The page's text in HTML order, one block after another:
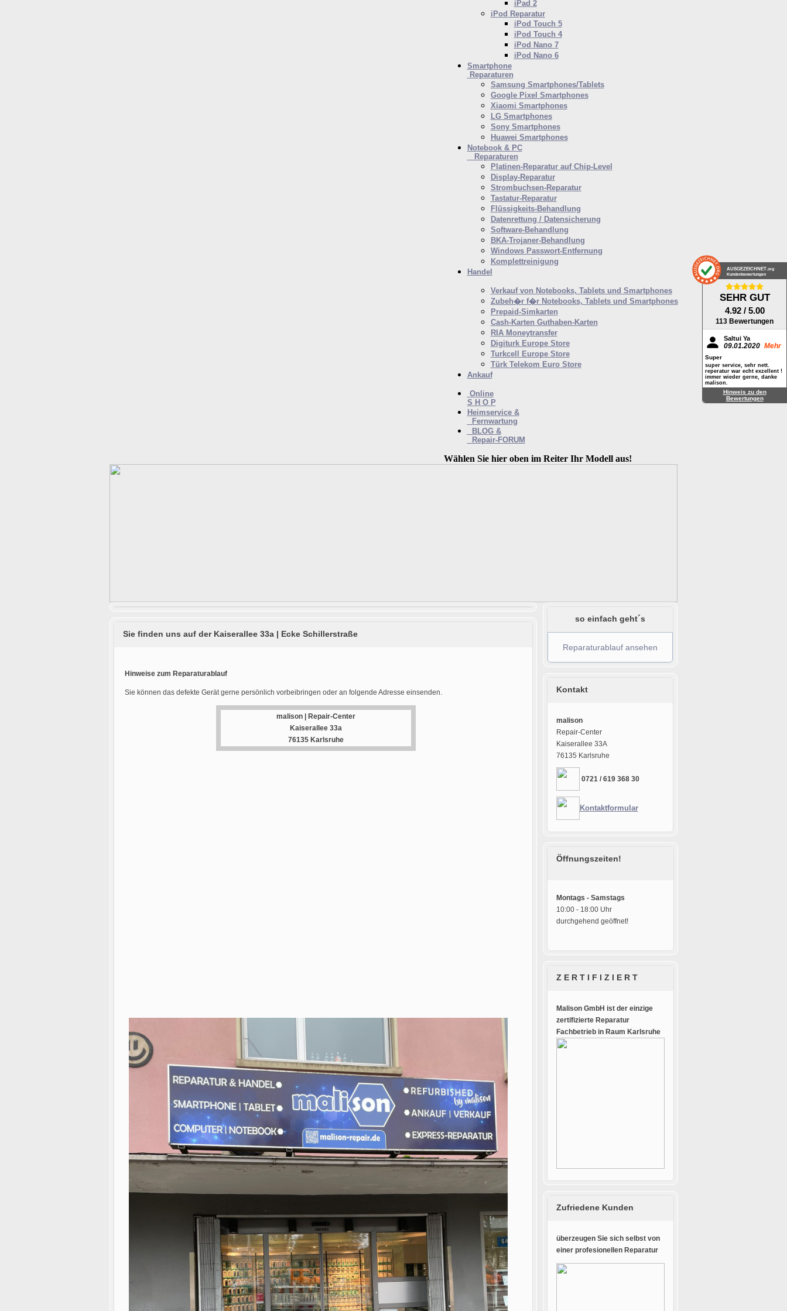
iPad 2
iPod Reparatur
iPod Touch 5
iPod Touch 4
iPod Nano 7
iPod Nano 6
Smartphone
Reparaturen
Samsung Smartphones/Tablets
Google Pixel Smartphones
Xiaomi Smartphones
LG Smartphones
Sony Smartphones
Huawei Smartphones
Notebook & PC
Reparaturen
Platinen-Reparatur auf Chip-Level
Display-Reparatur
Strombuchsen-Reparatur
Tastatur-Reparatur
Flüssigkeits-Behandlung
Datenrettung / Datensicherung
Software-Behandlung
BKA-Trojaner-Behandlung
Windows Passwort-Entfernung
Komplettreinigung
Handel
Verkauf von Notebooks, Tablets und Smartphones
Zubeh�r f�r Notebooks, Tablets und Smartphones
Prepaid-Simkarten
Cash-Karten Guthaben-Karten
RIA Moneytransfer
Digiturk Europe Store
Turkcell Europe Store
Türk Telekom Euro Store
Ankauf
Online
S H O P
Heimservice &
Fernwartung
BLOG &
Repair-FORUM
Wählen Sie hier oben im Reiter Ihr Modell aus!
Sie finden uns auf der Kaiserallee 33a | Ecke Schillerstraße
Hinweise zum Reparaturablauf
Sie können das defekte Gerät gerne persönlich vorbeibringen oder an folgende Adresse einsenden.
malison | Repair-Center
Kaiserallee 33a
76135 Karlsruhe
so einfach geht´s
Reparaturablauf ansehen
Kontakt
malison
Repair-Center
Kaiserallee 33A
76135 Karlsruhe
0721 / 619 368 30
Kontaktformular
Öffnungszeiten!
Montags - Samstags
10:00 - 18:00 Uhr
durchgehend geöffnet!
Z E R T I F I Z I E R T
Malison GmbH ist der einzige
zertifizierte Reparatur
Fachbetrieb in Raum Karlsruhe
Zufriedene Kunden
überzeugen Sie sich selbst von
einer profesionellen Reparatur
AUSGEZEICHNET .org
Kundenbewertungen
SEHR GUT
4.92 / 5.00
113 Bewertungen
Saltui Ya
09.01.2020 Mehr
Super
super service, sehr nett.
reperatur war echt exzellent !
immer wieder gerne, danke
malison.
Hinweis zu den
Bewertungen